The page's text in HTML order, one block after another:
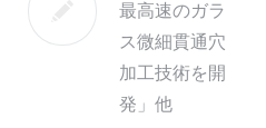
最高速のガラ
ス微細貫通穴
加工技術を開
発」他